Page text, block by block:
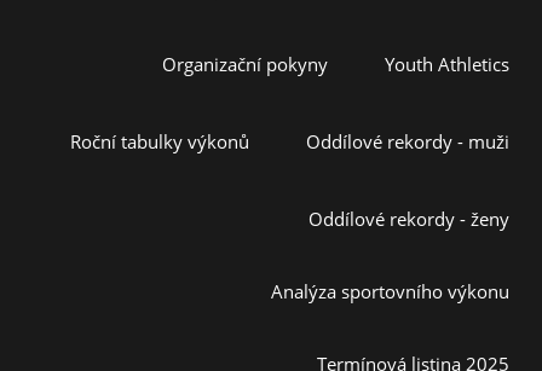
Organizační pokyny Youth Athletics
Roční tabulky výkonů Oddílové rekordy - muži
Oddílové rekordy - ženy
Analýza sportovního výkonu
Termínová listina 2025